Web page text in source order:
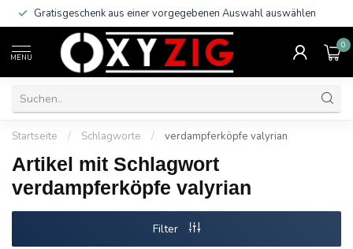
Gratisgeschenk aus einer vorgegebenen Auswahl auswählen
MENU
0
Startseite / Schlagworte / verdampferköpfe valyrian
Artikel mit Schlagwort
verdampferköpfe valyrian
Filter